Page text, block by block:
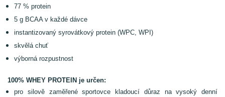
77 % protein
5 g BCAA v každé dávce
instantizovaný syrovátkový protein (WPC, WPI)
skvělá chuť
výborná rozpustnost
100% WHEY PROTEIN je určen:
pro silově zaměřené sportovce kladoucí důraz na vysoký denní